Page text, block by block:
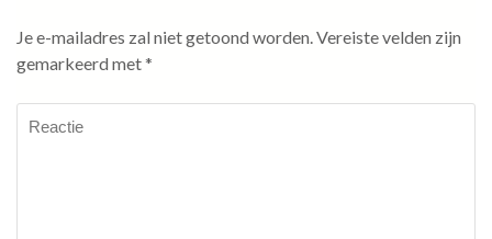
Je e-mailadres zal niet getoond worden.Vereiste velden zijn
gemarkeerd met*